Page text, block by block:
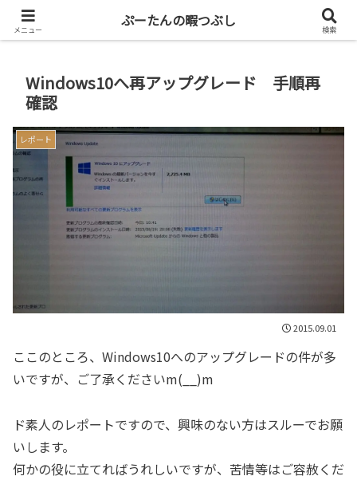
共働き二人暮らしを楽しもう
Windows10へ再アップグレード 手順再
確認
レポート
2015.09.01
ここのところ、Windows10へのアップグレードの件が多
いですが、ご了承くださいm(__)m
ド素人のレポートですので、興味のない方はスルーでお願
いします。
何かの役に立てればうれしいですが、苦情等はご容赦くだ
メニュー
ぷーたんの暇つぶし
検索